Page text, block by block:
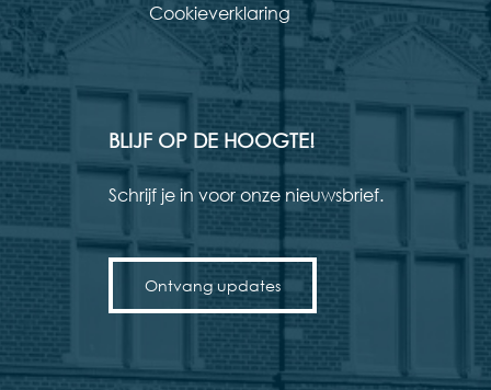
Cookieverklaring
BLIJF OP DE HOOGTE!
Schrijf je in voor onze nieuwsbrief.
Ontvang updates